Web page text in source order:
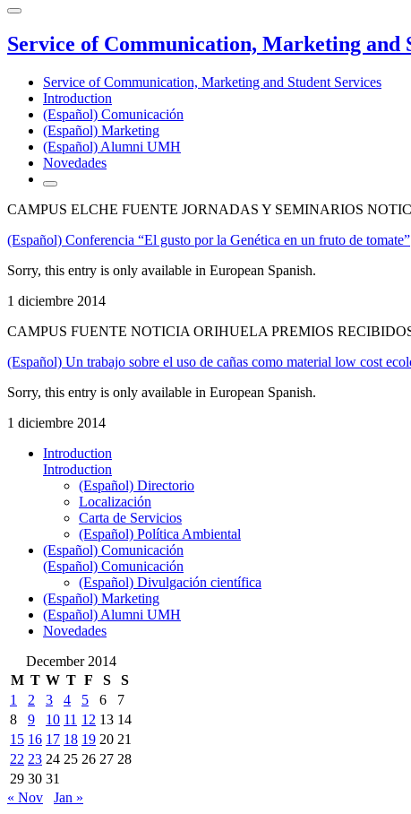
Service of Communication, Marketing and
Service of Communication, Marketing and Student Services
Introduction
(Español) Comunicación
(Español) Marketing
(Español) Alumni UMH
Novedades
CAMPUS ELCHE FUENTE JORNADAS Y SEMINARIOS
(Español) Conferencia “El gusto por la Genética en un fruto de tomate”
Sorry, this entry is only available in European Spanish.
1 diciembre 2014
CAMPUS FUENTE NOTICIA ORIHUELA PREMIOS
(Español) Un trabajo sobre el uso de cañas como material low cost
Sorry, this entry is only available in European Spanish.
1 diciembre 2014
Introduction
Introduction
(Español) Directorio
Localización
Carta de Servicios
(Español) Política Ambiental
(Español) Comunicación
(Español) Comunicación
(Español) Divulgación científica
(Español) Marketing
(Español) Alumni UMH
Novedades
December 2014
M T W T F S
S
1
2 3 4 5 6
7
8
9 10 11 12 13 14
15 16 17 18 19 20 21
22 23 24 25 26 27 28
29 30 31
« Nov
Jan »